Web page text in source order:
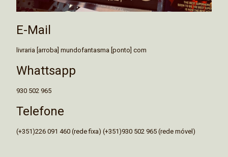
E-Mail
livraria [arroba] mundofantasma [ponto] com
Whattsapp
930 502 965
Telefone
(+351)226 091 460 (rede fixa) (+351)930 502 965 (rede móvel)